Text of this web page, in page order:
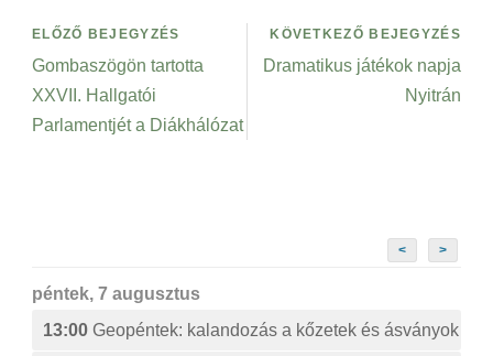
ELŐZŐ BEJEGYZÉS
Gombaszögön tartotta
XXVII. Hallgatói
Parlamentjét a Diákhálózat
KÖVETKEZŐ BEJEGYZÉS
Dramatikus játékok napja
Nyitrán
< >
péntek, 7 augusztus
13:00 Geopéntek: kalandozás a kőzetek és ásványok